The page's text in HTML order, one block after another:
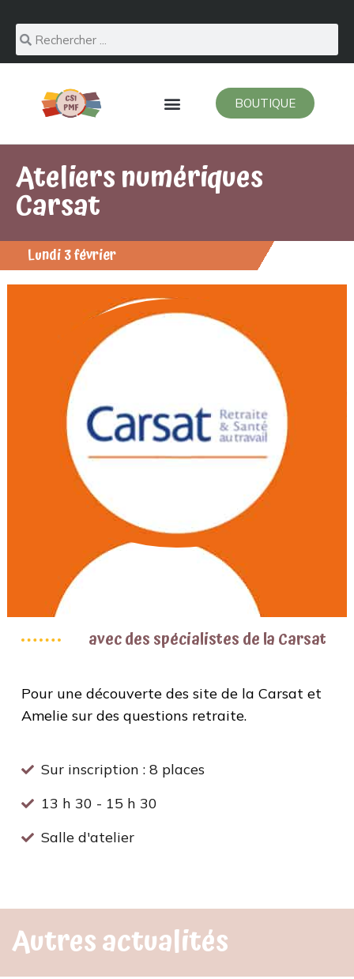
BOUTIQUE
Ateliers numériques
Carsat
Lundi 3 février
avec des spécialistes de la Carsat
Pour une découverte des site de la Carsat et
Amelie sur des questions retraite.
Sur inscription : 8 places
13 h 30 - 15 h 30
Salle d'atelier
Autres actualités